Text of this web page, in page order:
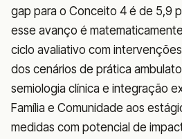
gap para o Conceito 4 é de 5,9
esse avanço é
ciclo avaliativo com
dos cenários de prática
semiologia clínica e integração
Família e Comunidade aos
medidas com potencial de